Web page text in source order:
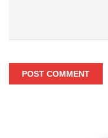
POST COMMENT